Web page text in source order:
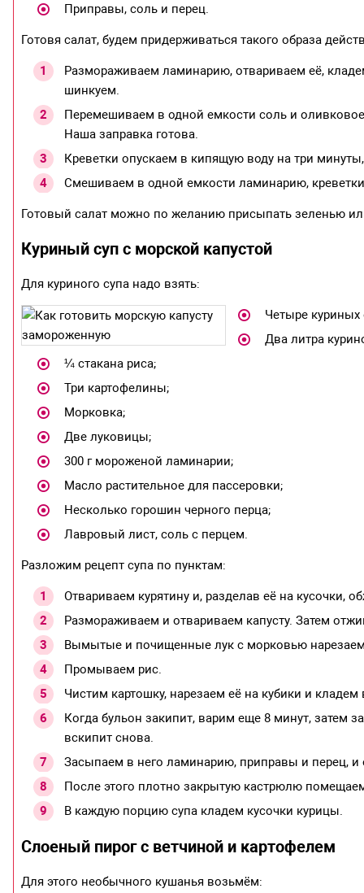
Приправы, соль и перец.
Готовя салат, будем придерживаться такого образа
Размораживаем ламинарию, отвариваем её,
шинкуем.
Перемешиваем в одной емкости соль и
Наша заправка готова.
Креветки опускаем в кипящую воду на три
Смешиваем в одной емкости ламинарию,
Готовый салат можно по желанию присыпать зеленью
Куриный суп с морской капустой
Для куриного супа надо взять:
Четыре куриных
Два литра
¼ стакана риса;
Три картофелины;
Морковка;
Две луковицы;
300 г мороженой ламинарии;
Масло растительное для пассеровки;
Несколько горошин черного перца;
Лавровый лист, соль с перцем.
Разложим рецепт супа по пунктам:
Отвариваем курятину и, разделав её на кусочки,
Размораживаем и отвариваем капусту. Затем
Вымытые и почищенные лук с морковью
Промываем рис.
Чистим картошку, нарезаем её на кубики и
Когда бульон закипит, варим еще 8 минут, затем
вскипит снова.
Засыпаем в него ламинарию, приправы и перец, и
После этого плотно закрытую кастрюлю
В каждую порцию супа кладем кусочки курицы.
Слоеный пирог с ветчиной и картофелем
Для этого необычного кушанья возьмём: